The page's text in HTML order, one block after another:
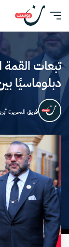
تبعات
دبلوماسيًا
فريق التحرير٤ أبريل ٢٠١٧